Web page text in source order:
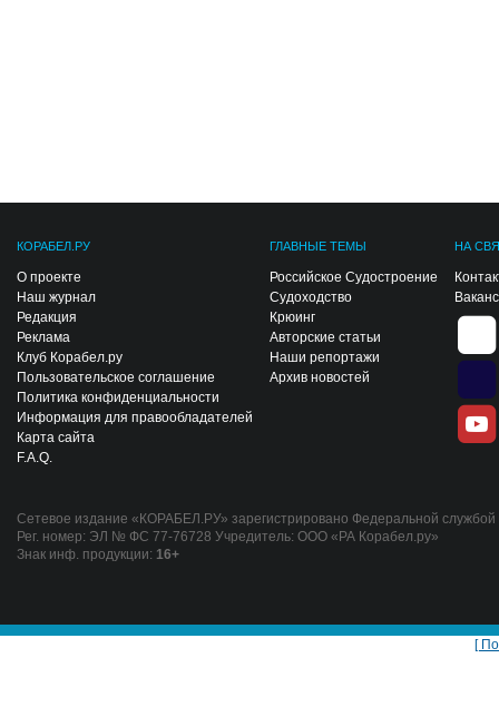
КОРАБЕЛ.РУ
О проекте
Наш журнал
Редакция
Реклама
Клуб Корабел.ру
Пользовательское соглашение
Политика конфиденциальности
Информация для правообладателей
Карта сайта
F.A.Q.
ГЛАВНЫЕ ТЕМЫ
Российское Судостроение
Судоходство
Крюинг
Авторские статьи
Наши репортажи
Архив новостей
НА
Сетевое издание «КОРАБЕЛ.РУ» зарегистрировано Федеральной
Рег. номер: ЭЛ № ФС 77-76728 Учредитель: ООО «РА Корабел.ру»
Знак инф. продукции: 16+
[